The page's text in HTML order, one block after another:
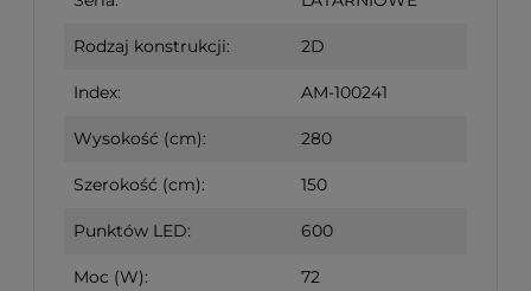
Rodzaj konstrukcji: 2D
Index: AM-100241
Wysokość (cm): 280
Szerokość (cm): 150
Punktów LED: 600
Moc (W): 72